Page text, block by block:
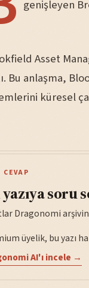
genişleyen
Asset
Bu anlaşma,
küresel
CEVAP
soru
Dragonomi
üyelik, bu yazı
AI'ı incele →